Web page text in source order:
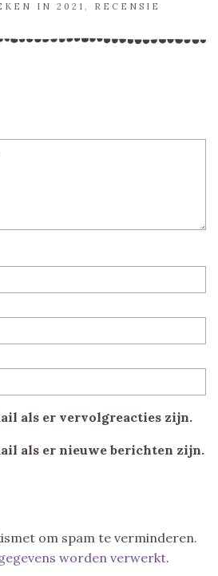
IN 2021 , RECENSIE
als er vervolgreacties zijn.
als er nieuwe berichten zijn.
om spam te verminderen.
worden verwerkt.